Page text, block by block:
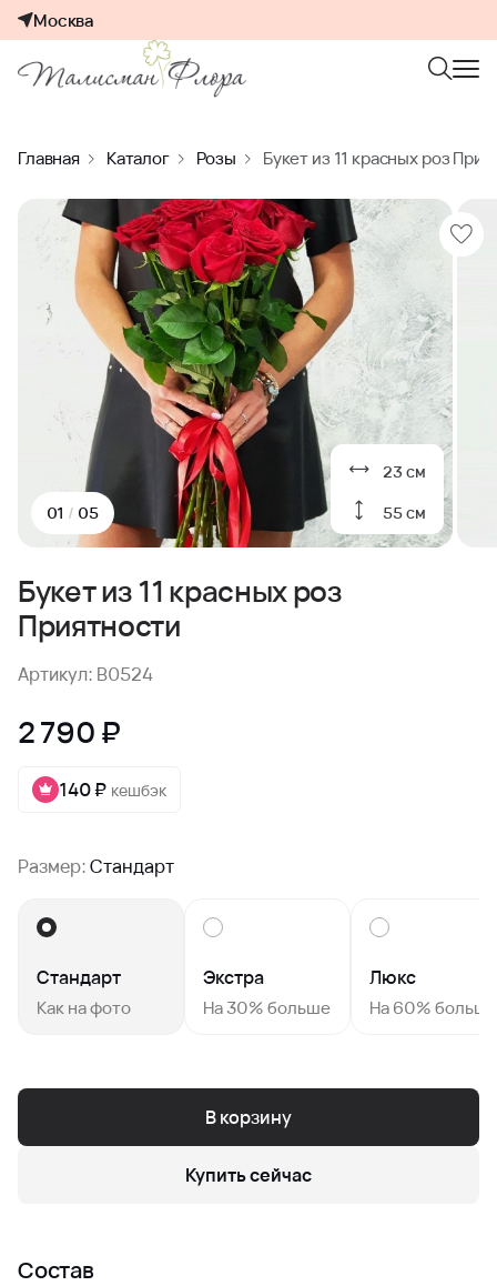
Москва
Главная Каталог Розы Букет из 11 красных роз
23 см
55 см
01 / 05
Букет из 11 красных роз
Приятности
Артикул: B0524
2 790 ₽
140 ₽ кешбэк
Размер:Стандарт
Стандарт
Как на фото
Экстра
На 30% больше
Люкс
На 60% больше
В корзину
Купить сейчас
Состав